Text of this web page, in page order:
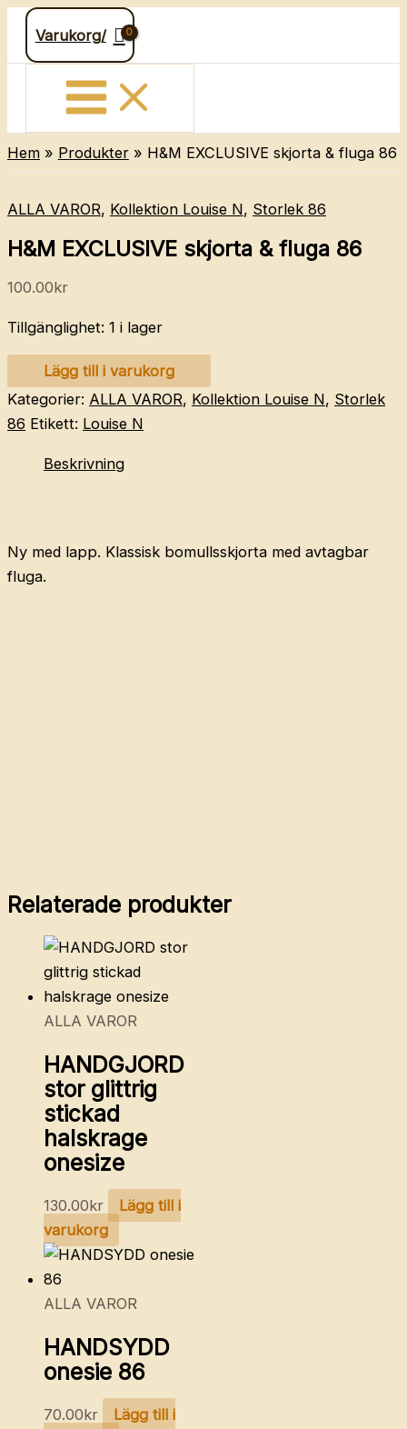
Hoppa
innehåll
Varukorg/
Hem Produkter H&M EXCLUSIVE skjorta & fluga 86
ALLA VAROR, Kollektion Louise N, Storlek 86
H&M EXCLUSIVE skjorta & fluga 86
100.00kr
Tillgänglighet: 1 i lager
EXCLUSIVE
skjorta
Lägg till i varukorg
Kategorier: ALLA VAROR, Kollektion Louise N, Storlek
86 Etikett: Louise N
Beskrivning
Ny med lapp. Klassisk bomullsskjorta med avtagbar
fluga.
Relaterade produkter
ALLA VAROR
HANDGJORD
stor glittrig
stickad
halskrage
onesize
130.00kr
Lägg till i
varukorg
ALLA VAROR
HANDSYDD
onesie 86
70.00kr
Lägg till i